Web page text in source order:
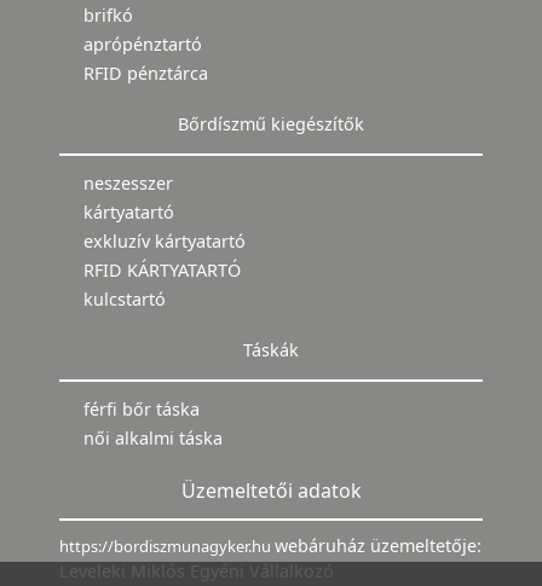
brifkó
aprópénztartó
RFID pénztárca
Bőrdíszmű kiegészítők
neszesszer
kártyatartó
exkluzív kártyatartó
RFID KÁRTYATARTÓ
kulcstartó
Táskák
férfi bőr táska
női alkalmi táska
Üzemeltetői adatok
https://bordiszmunagyker.hu webáruház üzemeltetője:
Leveleki Miklós Egyéni Vállalkozó